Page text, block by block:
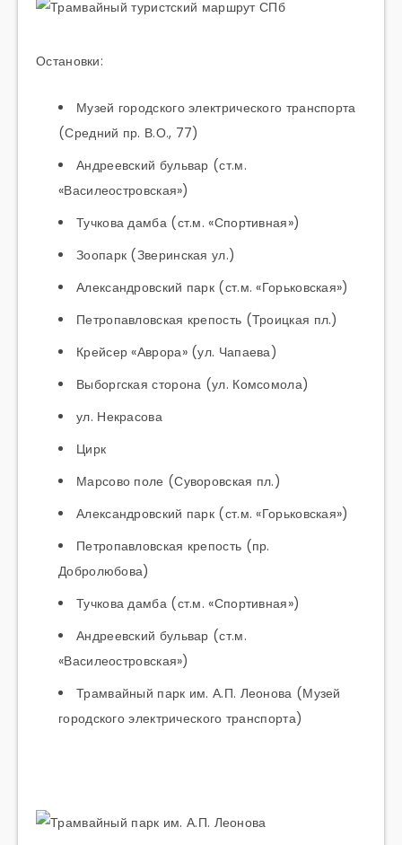
Остановки:
Музей городского электрического транспорта
(Средний пр. В.О., 77)
Андреевский бульвар (ст.м.
«Василеостровская»)
Тучкова дамба (ст.м. «Спортивная»)
Зоопарк (Зверинская ул.)
Александровский парк (ст.м. «Горьковская»)
Петропавловская крепость (Троицкая пл.)
Крейсер «Аврора» (ул. Чапаева)
Выборгская сторона (ул. Комсомола)
ул. Некрасова
Цирк
Марсово поле (Суворовская пл.)
Александровский парк (ст.м. «Горьковская»)
Петропавловская крепость (пр.
Добролюбова)
Тучкова дамба (ст.м. «Спортивная»)
Андреевский бульвар (ст.м.
«Василеостровская»)
Трамвайный парк им.А.П. Леонова (Музей
городского электрического транспорта)